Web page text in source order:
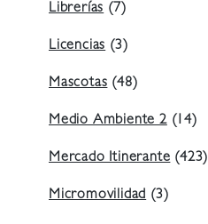
Librerías (7)
Licencias (3)
Mascotas (48)
Medio Ambiente 2(14)
Mercado Itinerante (423)
Micromovilidad (3)